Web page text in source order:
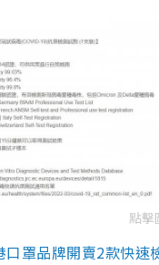
點擊
口罩品牌開賣2款快